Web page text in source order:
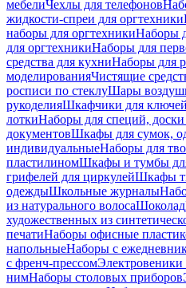
мебелиЧехлы для телефонов
жидкости-спреи для оргтехники
наборы для оргтехникиНаборы
для оргтехникиНаборы для
средства для кухниНаборы для
моделированияЧистящие
росписи по стеклуШары
рукоделияШкафчики для
лоткиНаборы для специй, доски
документовШкафы для сумок,
индивидуальныеНаборы для
пластилиномШкафы и тумбы
грифелей для циркулейШкафы
одеждыШкольные журналы
из натурального волосаШоколад
художественных из
печатиНаборы офисные
напольныеНаборы с
с френч-прессом
нимНаборы столовых приборов